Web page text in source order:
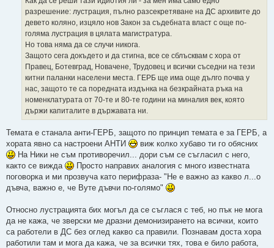
разрешение: лустрация, пълно разсекретяване на ДС архивите до
девето коляно, изцяло нов Закон за съдебната власт с още по-
голяма лустрация в цялата магистратура.
Но това няма да се случи никога.
Защото сега докъдето и да стигна, все се сблъсквам с хора от
Правец, Ботевград, Новачене, Трудовец и всички съседни на тези
китни паланки населени места. ГЕРБ ще има още дълго почва у
нас, защото те са поредната издънка на безкрайната ръка на
номенклатурата от 70-те и 80-те години на миналия век, която
държи капиталите в държавата ни.
Темата е станала анти-ГЕРБ, защото по принцип темата е за ГЕРБ, а
хората явно са настроени АНТИ
виж колко хубаво ти го обясних
На Ники не съм противоречил... дори съм се съгласил с него,
както се вижда
Просто направих аналогия с много известната
поговорка и ми прозвуча като перифраза- "Не е важно аз какво л...о
дъвча, важно е, че Вуте дъвчи по-голямо"
Относно лустрацията бих могъл да се съглася с теб, но пък не мога
да не кажа, че зверски ме дразни демонизирането на всички, които
са работели в ДС без оглед какво са правили. Познавам доста хора
работили там и мога да кажа, че за всички тях, това е било работа,